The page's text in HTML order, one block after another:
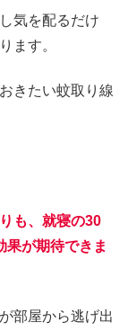
気を配るだけ
ます。
きたい蚊取り線
も、就寝の30
果が期待できま
部屋から逃げ出